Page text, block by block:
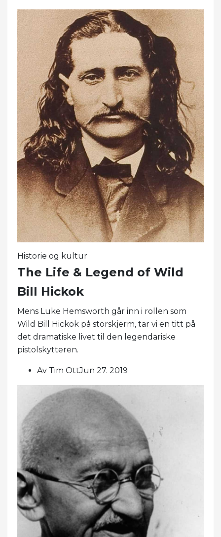
Historie og kultur
The Life & Legend of Wild
Bill Hickok
Mens Luke Hemsworth går inn i rollen som
Wild Bill Hickok på storskjerm, tar vi en titt på
det dramatiske livet til den legendariske
pistolskytteren.
Av Tim OttJun 27. 2019